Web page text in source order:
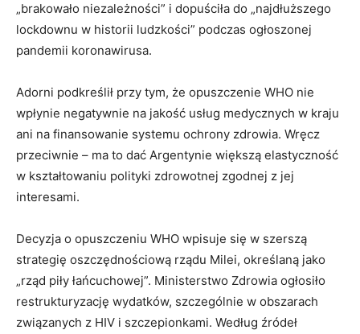
„brakowało niezależności” i dopuściła do „najdłuższego
lockdownu w historii ludzkości” podczas ogłoszonej
pandemii koronawirusa.
Adorni podkreślił przy tym, że opuszczenie WHO nie
wpłynie negatywnie na jakość usług medycznych w kraju
ani na finansowanie systemu ochrony zdrowia. Wręcz
przeciwnie – ma to dać Argentynie większą elastyczność
w kształtowaniu polityki zdrowotnej zgodnej z jej
interesami.
Decyzja o opuszczeniu WHO wpisuje się w szerszą
strategię oszczędnościową rządu Milei, określaną jako
„rząd piły łańcuchowej”. Ministerstwo Zdrowia ogłosiło
restrukturyzację wydatków, szczególnie w obszarach
związanych z HIV i szczepionkami. Według źródeł